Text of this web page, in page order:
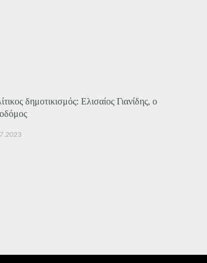
δημοτικισμός: Ελισαίος Γιανίδης, ο